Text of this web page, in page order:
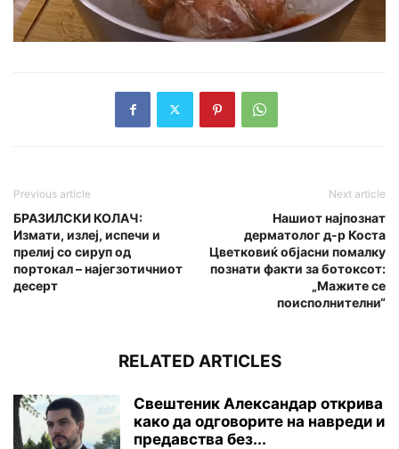
Previous article
БРАЗИЛСКИ КОЛАЧ:
Измати, излеј, испечи и
прелиј со сируп од
портокал – најегзотичниот
десерт
Next article
Нашиот најпознат
дерматолог д-р Коста
Цветковиќ објасни помалку
познати факти за ботокcoт:
„Мажите се
поисполнителни“
RELATED ARTICLES
Свештеник Александар открива
како да одговорите на навреди и
предавства без...